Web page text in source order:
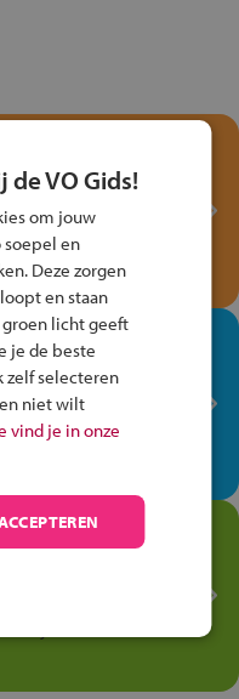
Verkeersspel
fiets!
ben je op je
vmbo jouw talent
waar elke dag
in de
VO Gids!
om jouw
soepel en
Deze zorgen
en staan
groen licht geeft
je de beste
zelf selecteren
niet wilt
vind je in onze